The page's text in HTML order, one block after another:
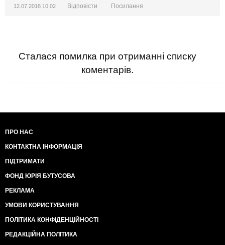
12.07.2018 10:02 Відповісти Посилання
Сталася помилка при отриманні списку
коментарів.
ПРО НАС
КОНТАКТНА ІНФОРМАЦІЯ
ПІДТРИМАТИ
ФОНД ЮРІЯ БУТУСОВА
РЕКЛАМА
УМОВИ КОРИСТУВАННЯ
ПОЛІТИКА КОНФІДЕНЦІЙНОСТІ
РЕДАКЦІЙНА ПОЛІТИКА